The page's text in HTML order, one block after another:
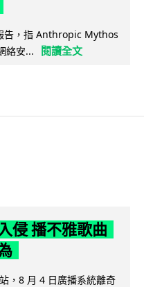
告，指 Anthropic Mythos
絡安...
閱讀全文
侵 播不雅歌曲
，8 月 4 日廣播系統離奇